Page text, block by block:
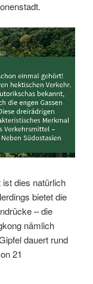
dies natürlich
bietet die
– die
nämlich
dauert rund
21